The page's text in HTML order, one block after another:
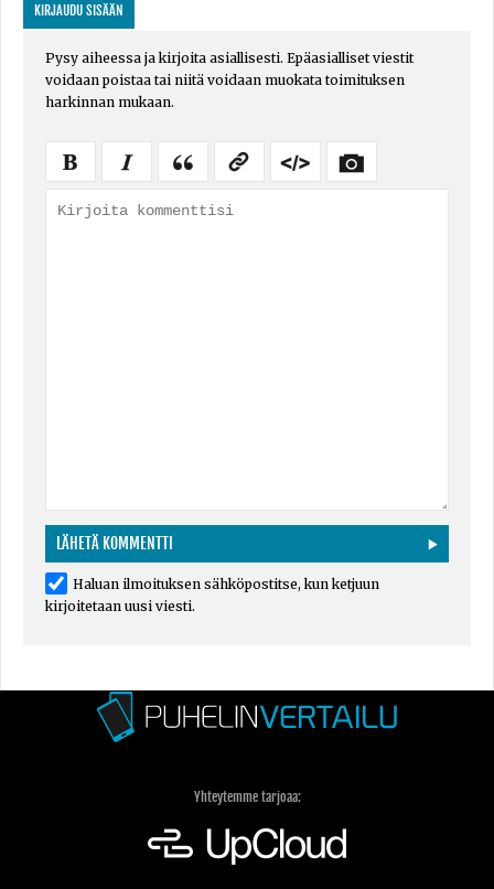
KIRJAUDU SISÄÄN
Pysy aiheessa ja kirjoita asiallisesti. Epäasialliset viestit
voidaan poistaa tai niitä voidaan muokata toimituksen
harkinnan mukaan.
Haluan ilmoituksen sähköpostitse, kun ketjuun
kirjoitetaan uusi viesti.
Yhteytemme tarjoaa: